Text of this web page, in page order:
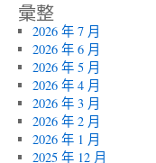
彙整
2026 年 7 月
2026 年 6 月
2026 年 5 月
2026 年 4 月
2026 年 3 月
2026 年 2 月
2026 年 1 月
2025 年 12 月